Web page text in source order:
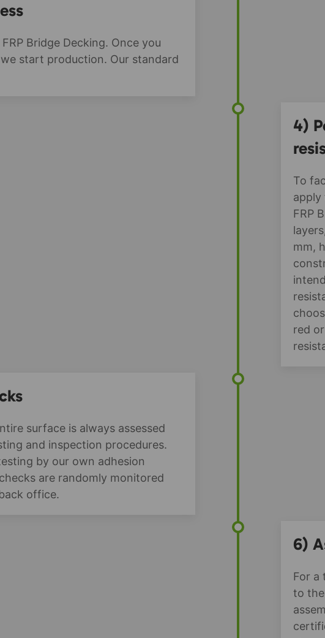
Bridge Decking. Once you
start production. Our standard
4)
To
apply
FRP
mm,
red
surface is always assessed
and inspection procedures.
by our own adhesion
are randomly monitored
office.
6)
For a
to